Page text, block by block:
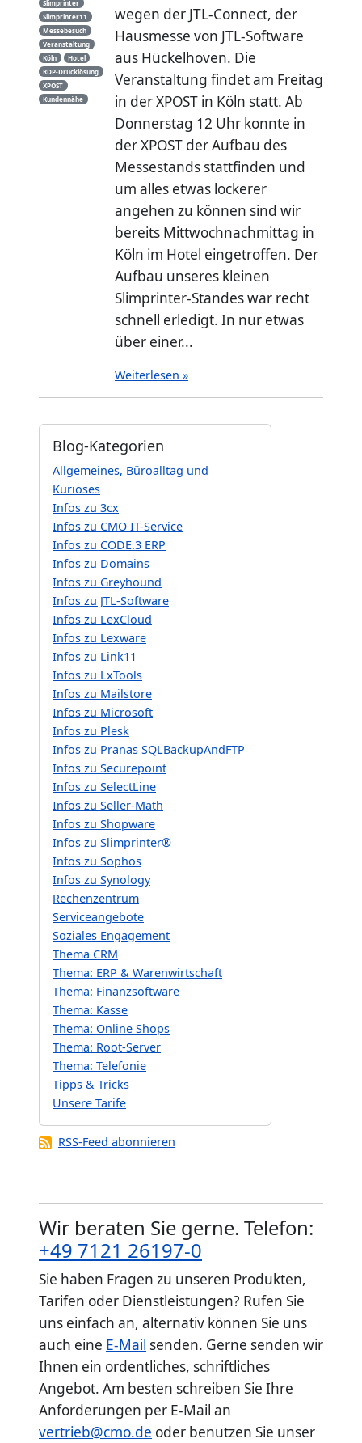
Slimprinter
Slimprinter11
Messebesuch
Veranstaltung
Köln
Hotel
RDP-Drucklösung
XPOST
Kundennähe
wegen der JTL-Connect, der
Hausmesse von JTL-Software
aus Hückelhoven. Die
Veranstaltung findet am Freitag
in der XPOST in Köln statt. Ab
Donnerstag 12 Uhr konnte in
der XPOST der Aufbau des
Messestands stattfinden und
um alles etwas lockerer
angehen zu können sind wir
bereits Mittwochnachmittag in
Köln im Hotel eingetroffen. Der
Aufbau unseres kleinen
Slimprinter-Standes war recht
schnell erledigt. In nur etwas
über einer...
Weiterlesen »
Blog-Kategorien
Allgemeines, Büroalltag und
Kurioses
Infos zu 3cx
Infos zu CMO IT-Service
Infos zu CODE.3 ERP
Infos zu Domains
Infos zu Greyhound
Infos zu JTL-Software
Infos zu LexCloud
Infos zu Lexware
Infos zu Link11
Infos zu LxTools
Infos zu Mailstore
Infos zu Microsoft
Infos zu Plesk
Infos zu Pranas SQLBackupAndFTP
Infos zu Securepoint
Infos zu SelectLine
Infos zu Seller-Math
Infos zu Shopware
Infos zu Slimprinter®
Infos zu Sophos
Infos zu Synology
Rechenzentrum
Serviceangebote
Soziales Engagement
Thema CRM
Thema: ERP & Warenwirtschaft
Thema: Finanzsoftware
Thema: Kasse
Thema: Online Shops
Thema: Root-Server
Thema: Telefonie
Tipps & Tricks
Unsere Tarife
RSS-Feed abonnieren
Wir beraten Sie gerne. Telefon:
+49 7121 26197-0
Sie haben Fragen zu unseren Produkten,
Tarifen oder Dienstleistungen? Rufen Sie
uns einfach an, alternativ können Sie uns
auch eine E-Mail senden. Gerne senden wir
Ihnen ein ordentliches, schriftliches
Angebot. Am besten schreiben Sie Ihre
Anforderungen per E-Mail an
vertrieb@cmo.de oder benutzen Sie unser